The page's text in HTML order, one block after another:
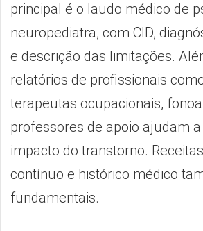
principal é o laudo médico de
neuropediatra, com CID,
e descrição das limitações.
relatórios de profissionais
terapeutas ocupacionais,
professores de apoio ajudam
impacto do transtorno.
contínuo e histórico médico
fundamentais.